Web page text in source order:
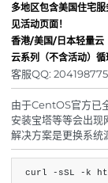
马来西亚云服
新加坡服务器
游戏云服务器
高质量云电脑
海外裸金属服务
海外宿主机选购
多地区包含美国住宅
见活动页面！
香港/美国/日本轻量云
云系列（不含活动）
客服QQ:
由于CentOS官方已
安装宝塔等等会出现
解决方案是更换系统
curl -sSL -k